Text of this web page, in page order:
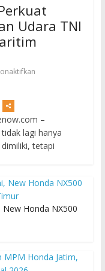
Udara TNI
–
lagi hanya
tetapi
Honda NX500